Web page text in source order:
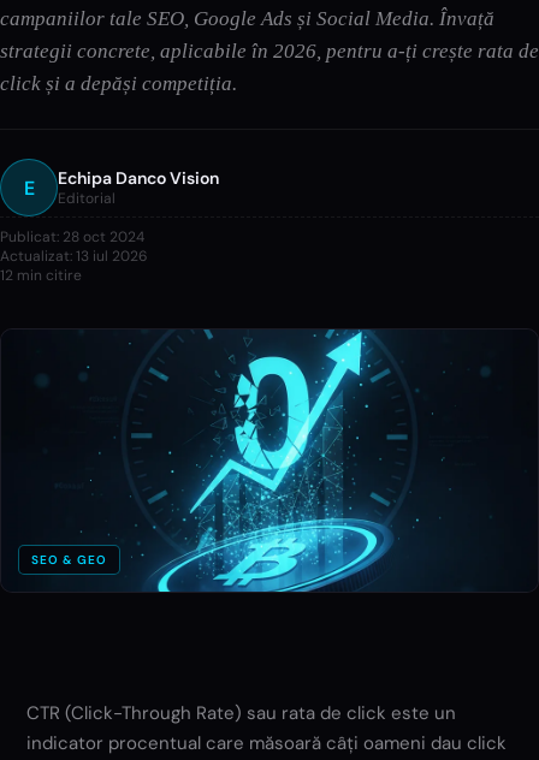
campaniilor tale SEO, Google Ads și Social Media. Învață
strategii concrete, aplicabile în 2026, pentru a-ți crește rata de
click și a depăși competiția.
E Echipa Danco Vision
Editorial
Publicat: 28 oct 2024
Actualizat:13 iul 2026
12 min citire
SEO & GEO
CTR (Click-Through Rate) sau rata de click este un
indicator procentual care măsoară câți oameni dau click